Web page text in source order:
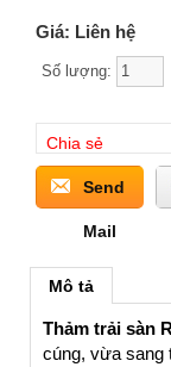
Giá: Liên hệ
Số lượng:
Chia sẻ
Send
Mail
Mô tả
Thảm trải sàn
cúng, vừa sang